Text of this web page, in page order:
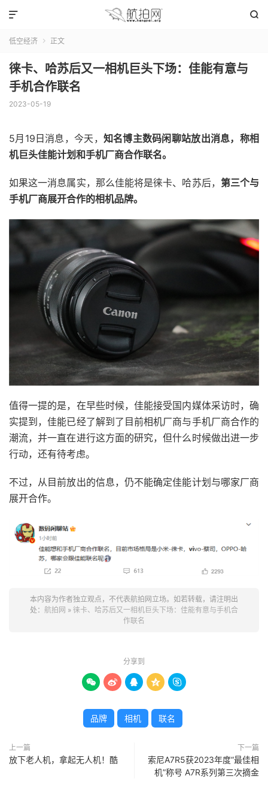


低空经济  正文
徕卡、哈苏后又一相机巨头下场：佳能有意与
手机合作联名
2023-05-19
5月19日消息，今天， 知名博主数码闲聊站放出消息，称相
机巨头佳能计划和手机厂商合作联名。
如果这一消息属实，那么佳能将是徕卡、哈苏后， 第三个与
手机厂商展开合作的相机品牌。
值得一提的是，在早些时候，佳能接受国内媒体采访时，确
实提到，佳能已经了解到了目前相机厂商与手机厂商合作的
潮流，并一直在进行这方面的研究，但什么时候做出进一步
行动，还有待考虑。
不过，从目前放出的信息，仍不能确定佳能计划与哪家厂商
展开合作。
本内容为作者独立观点，不代表航拍网立场。如若转载，请注明出
处： 航拍网 » 徕卡、哈苏后又一相机巨头下场：佳能有意与手机合
作联名
分享到
    
品牌 相机 联名
上一篇
放下老人机，拿起无人机！酷
下一篇
索尼A7R5获2023年度“最佳相
机”称号 A7R系列第三次摘金